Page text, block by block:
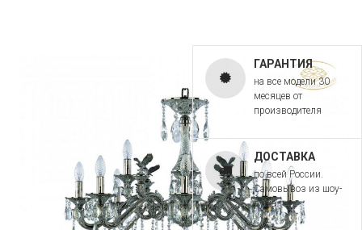
ГАРАНТИЯ
на все модели 30
месяцев от
производителя
ДОСТАВКА
по всей России.
Самовывоз из шоу-
рума